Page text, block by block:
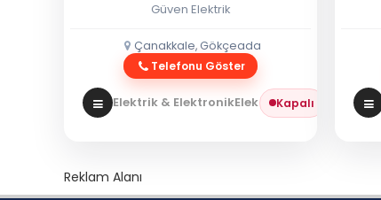
Güven Elektrik
Çanakkale, Gökçeada
Telefonu Göster
Elektrik & ElektronikElektrikçiKapalı
Reklam Alanı